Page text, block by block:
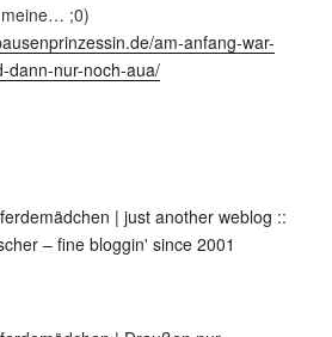
;0)
am-anfang-war-
dann-nur-noch-aua/
| just another weblog ::
– fine bloggin' since 2001